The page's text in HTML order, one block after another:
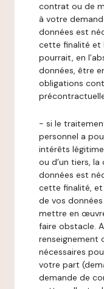
contrat ou de
à votre
données est
cette finalité et
pourrait, en
données, être
obligations
- si le
personnel a
intérêts
ou d’un tiers,
données est
cette finalité, et
de vos
mettre en
faire obstacle.
renseignement
nécessaires
votre part
demande de